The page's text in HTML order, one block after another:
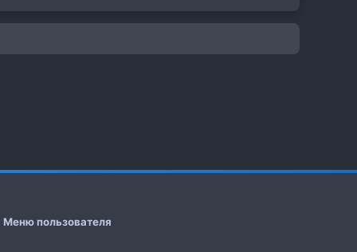
Меню пользователя